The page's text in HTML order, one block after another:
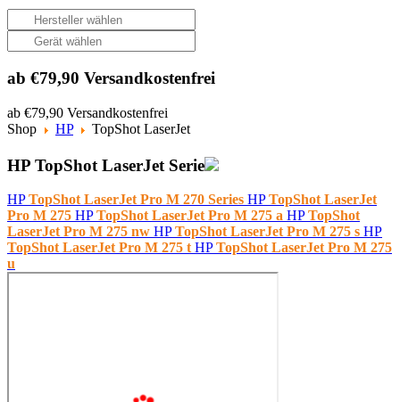
ab €79,90 Versandkostenfrei
ab €79,90 Versandkostenfrei
Shop
HP TopShot LaserJet
HP TopShot LaserJet Serie
HPTopShot LaserJet Pro M 270 Series HPTopShot LaserJet
Pro M 275 HPTopShot LaserJet Pro M 275 a HPTopShot
LaserJet Pro M 275 nw HPTopShot LaserJet Pro M 275 s HP
TopShot LaserJet Pro M 275 t HPTopShot LaserJet Pro M 275
u